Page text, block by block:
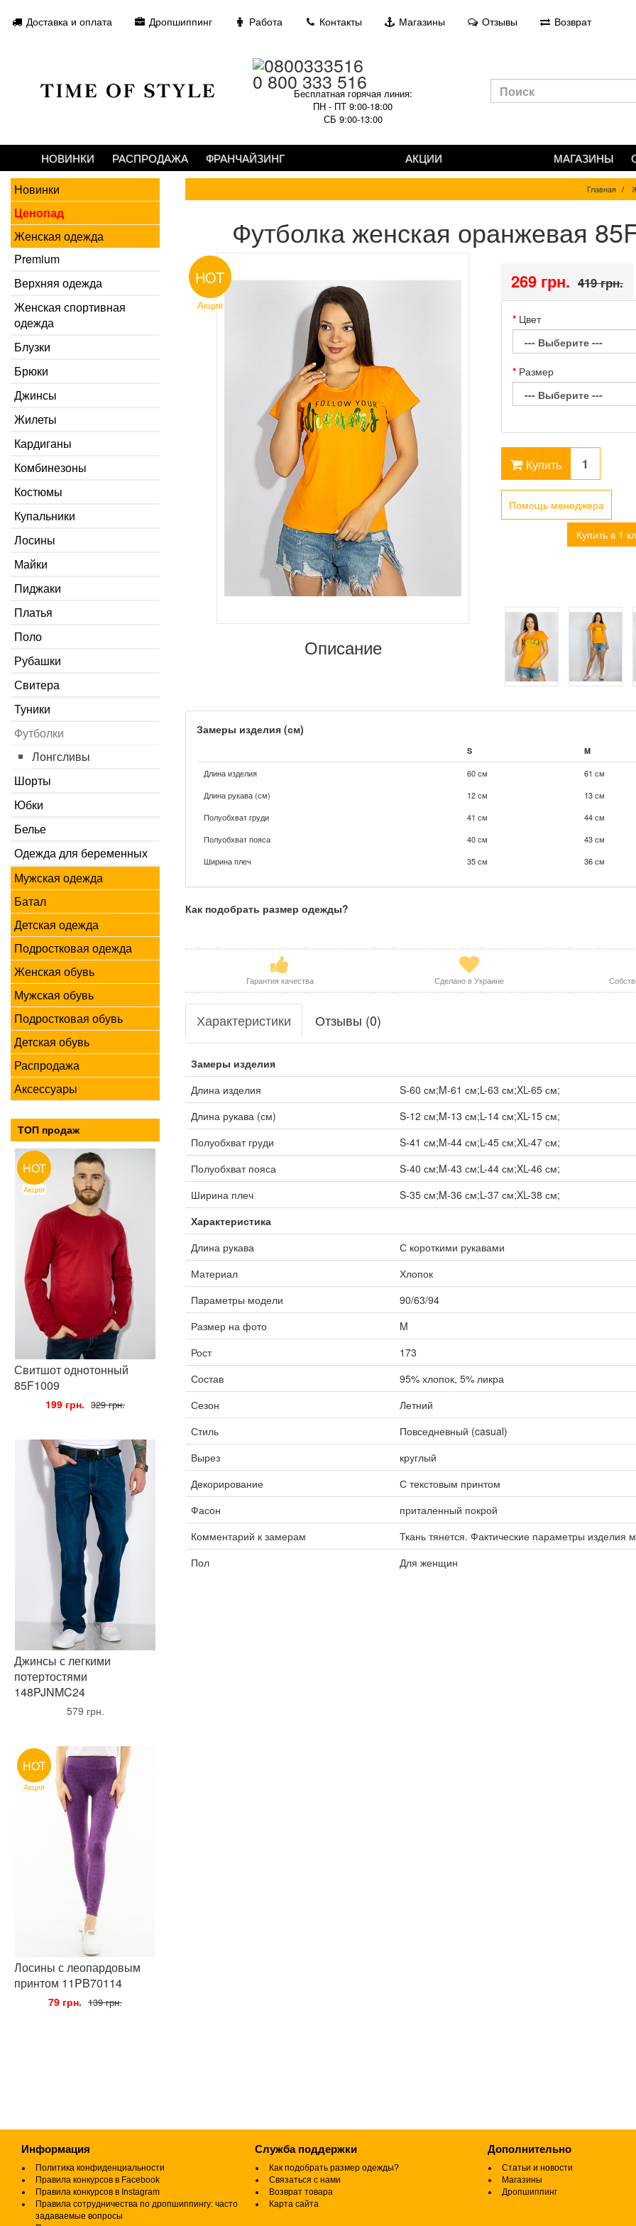
Доставка и оплата Дропшиппинг Работа Контакты Магазины Отзывы Возврат
0 800 333 516
Бесплатная горячая линия:
ПН - ПТ 9:00-18:00
СБ 9:00-13:00
НОВИНКИ РАСПРОДАЖА ФРАНЧАЙЗИНГ АКЦИИ МАГАЗИНЫ
Новинки
Ценопад
Женская одежда
Premium
Верхняя одежда
Женская спортивная
одежда
Блузки
Брюки
Джинсы
Жилеты
Кардиганы
Комбинезоны
Костюмы
Купальники
Лосины
Майки
Пиджаки
Платья
Поло
Рубашки
Свитера
Туники
Футболки
Лонгсливы
Шорты
Юбки
Белье
Одежда для беременных
Мужская одежда
Батал
Детская одежда
Подростковая одежда
Женская обувь
Мужская обувь
Подростковая обувь
Детская обувь
Распродажа
Аксессуары
ТОП продаж
HOT
Акция
Свитшот однотонный
85F1009
199 грн. 329 грн.
Джинсы с легкими
потертостями
148PJNMC24
579 грн.
HOT
Акция
Лосины с леопардовым
принтом 11PB70114
79 грн. 139 грн.
Главная
Футболка женская оранжевая
HOT
Акция
Описание
269 грн. 419 грн.
Цвет
Размер
Купить
Помощь менеджера
Купить в 1
Замеры изделия (см)
S M
Длина изделия 60 см 61 см
Длина рукава (см)
12 см 13 см
Полуобхват груди
41 см 44 см
Полуобхват пояса
40 см 43 см
Ширина плеч
35 см 36 см
Как подобрать размер одежды?
Гарантия качества Сделано в Украине
Характеристики Отзывы (0)
Замеры изделия
Длина изделия
S-60 см;M-61 см;L-63 см;XL-65 см;
Длина рукава (см)
S-12 см;M-13 см;L-14 см;XL-15 см;
Полуобхват груди
S-41 см;M-44 см;L-45 см;XL-47 см;
Полуобхват пояса
S-40 см;M-43 см;L-44 см;XL-46 см;
Ширина плеч
S-35 см;M-36 см;L-37 см;XL-38 см;
Характеристика
Длина рукава
С короткими рукавами
Материал
Хлопок
Параметры модели
90/63/94
Размер на фото
M
Рост
173
Состав
95% хлопок, 5% ликра
Сезон
Летний
Стиль
Повседневный (casual)
Вырез
круглый
Декорирование
С текстовым принтом
Фасон
приталенный покрой
Комментарий к замерам
Ткань тянется. Фактические параметры изделия
Пол
Для женщин
Информация
Политика конфиденциальности
Правила конкурсов в Facebook
Правила конкурсов в Instagram
Правила сотрудничества по дропшиппингу: часто
задаваемые вопросы
Служба поддержки
Как подобрать размер одежды?
Связаться с нами
Возврат товара
Карта сайта
Дополнительно
Статьи и новости
Магазины
Дропшиппинг